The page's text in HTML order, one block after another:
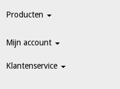
Producten
Mijn account
Klantenservice